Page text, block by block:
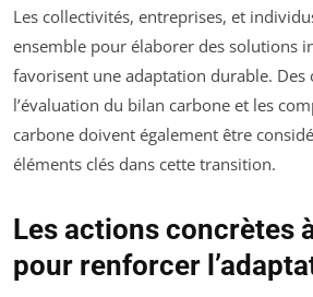
Les collectivités, entreprises, et
ensemble pour élaborer des solutions
favorisent une adaptation durable. Des
l’évaluation du bilan carbone et les
carbone doivent également être
éléments clés dans cette transition.
Les actions concrètes
pour renforcer